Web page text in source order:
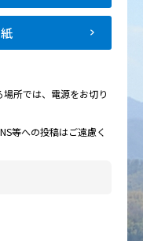
所では、電源をお切り
等への投稿はご遠慮く